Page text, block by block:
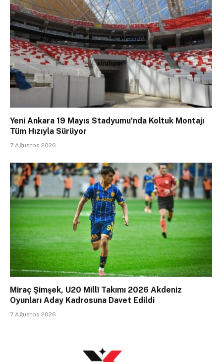
Yeni Ankara 19 Mayıs Stadyumu’nda Koltuk Montajı
Tüm Hızıyla Sürüyor
7 Ağustos 2026
Miraç Şimşek, U20 Millî Takımı 2026 Akdeniz
Oyunları Aday Kadrosuna Davet Edildi
7 Ağustos 2026